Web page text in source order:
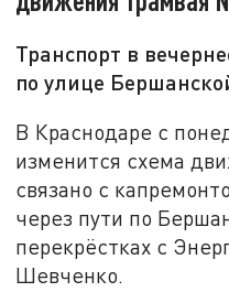
Транспорт в
по улице
В Краснодаре с
изменится схема
связано с
через пути по
перекрёстках с
Шевченко.